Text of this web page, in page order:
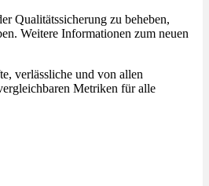
Qualitätssicherung zu beheben,
Weitere Informationen zum neuen
verlässliche und von allen
Metriken für alle